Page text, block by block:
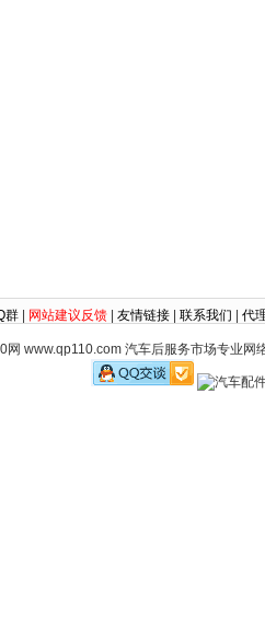
群 网站建议反馈 友情链接 联系我们 代
网 www.qp110.com 汽车后服务市场专业网